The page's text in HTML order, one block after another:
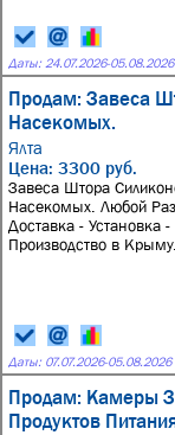
Даты: 24.07.2026-05.08.2026
Продам: Завеса
Насекомых.
Ялта
Цена: 3300 руб.
Завеса Штора
Насекомых. Любой
Доставка - Установка
Производство в
Даты: 07.07.2026-05.08.2026
Продам: Камеры
Продуктов